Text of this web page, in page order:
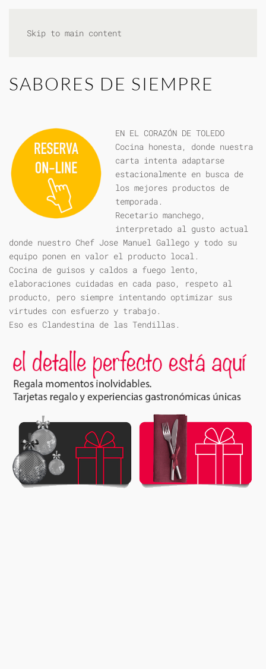
Skip to main content
SABORES DE SIEMPRE
EN EL CORAZÓN DE TOLEDO
Cocina honesta, donde nuestra
carta intenta adaptarse
estacionalmente en busca de
los mejores productos de
temporada.
Recetario manchego,
interpretado al gusto actual
donde nuestro Chef Jose Manuel Gallego y todo su
equipo ponen en valor el producto local.
Cocina de guisos y caldos a fuego lento,
elaboraciones cuidadas en cada paso, respeto al
producto, pero siempre intentando optimizar sus
virtudes con esfuerzo y trabajo.
Eso es Clandestina de las Tendillas.